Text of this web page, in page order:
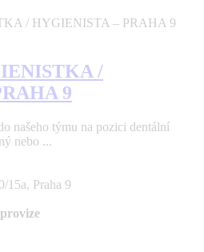
/
9
našeho týmu na pozici dentální
nebo ...
15a, Praha 9